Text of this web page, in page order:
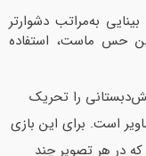
به‌‌مراتب دشوارتر
حس ماست، استفاده
را تحریک
است. برای این بازی
که در هر تصویر چند